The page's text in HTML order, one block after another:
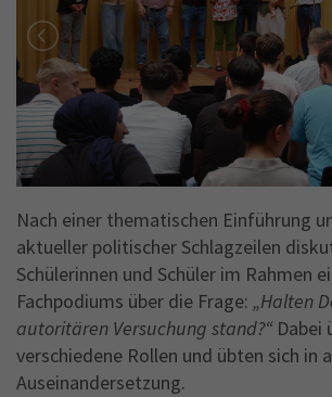
Nach einer thematischen Einführung
aktueller politischer Schlagzeilen
Schülerinnen und Schüler im Rahmen
Fachpodiums über die Frage: „Halten
autoritären Versuchung stand?“ Dabei
verschiedene Rollen und übten sich in
Auseinandersetzung.
Name _gid
Anbieter Google Analytics
Laufzeit 1 Jahr
Zweck
This cookie is installed by
The cookie is used to
how visitors use a website
creating an analytics
wbsite is doing. The data
the number visitors, the
have come from, and the
anonymous form.